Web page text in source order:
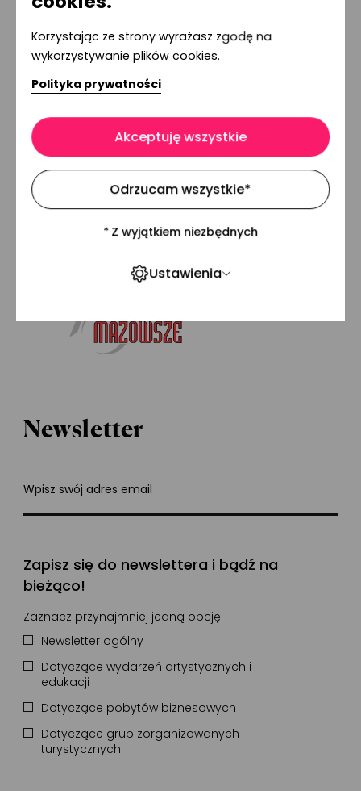
Korzystając ze strony wyrażasz zgodę na
wykorzystywanie plików cookies.
Polityka prywatności
Ustawienia
Odrzucam wszystkie*
Akceptuję wszystkie
* Z wyjątkiem niezbędnych
Newsletter
Wpisz swój adres email
Zapisz się do newslettera i bądź na
bieżąco!
Zaznacz przynajmniej jedną opcję
Newsletter ogólny
Dotyczące wydarzeń artystycznych i
edukacji
Dotyczące pobytów biznesowych
Dotyczące grup zorganizowanych
turystycznych